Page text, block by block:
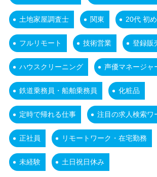
土地家屋調査士 関東 20代 初
フルリモート 技術営業 登録販
ハウスクリーニング 声優マネージャ
鉄道乗務員・船舶乗務員 化粧品
定時で帰れる仕事 注目の求人検索ワ
正社員 リモートワーク・在宅勤務
未経験 土日祝日休み